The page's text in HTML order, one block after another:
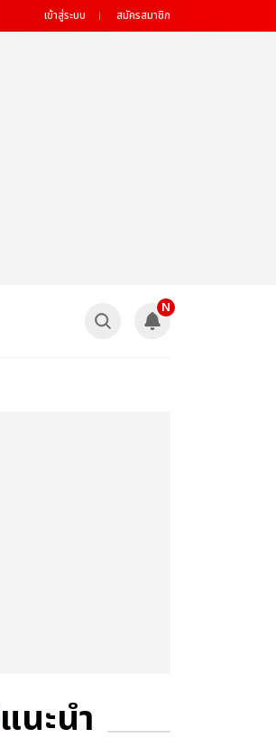
เข้าสู่ระบบ สมัครสมาชิก
N
แนะนำ